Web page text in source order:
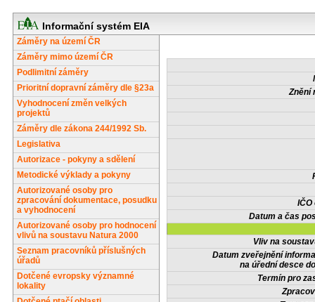
Informační systém EIA
Záměry na území ČR
Záměry mimo území ČR
Podlimitní záměry
Prioritní dopravní záměry dle §23a
Vyhodnocení změn velkých
projektů
Záměry dle zákona 244/1992 Sb.
Legislativa
Autorizace - pokyny a sdělení
Metodické výklady a pokyny
Autorizované osoby pro
zpracování dokumentace, posudku
a vyhodnocení
Autorizované osoby pro hodnocení
vlivů na soustavu Natura 2000
Seznam pracovníků příslušných
úřadů
Dotčené evropsky významné
lokality
Znění
IČO
Datum a čas
Vliv na
Datum zveřejnění
na úřední desce
Termín pro